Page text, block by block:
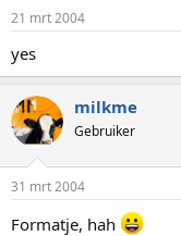
21 mrt 2004
yes
milkme
Gebruiker
31 mrt 2004
Formatje, hah